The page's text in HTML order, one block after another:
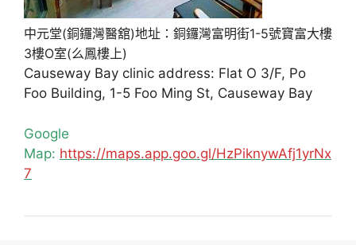
中元堂(銅鑼灣醫舘)地址：銅鑼灣富明街1-5號寶富大樓
3樓O室(么鳳樓上)
Causeway Bay clinic address: Flat O 3/F, Po
Foo Building, 1-5 Foo Ming St, Causeway Bay
Google
Map: https://maps.app.goo.gl/HzPiknywAfj1yrNx
7